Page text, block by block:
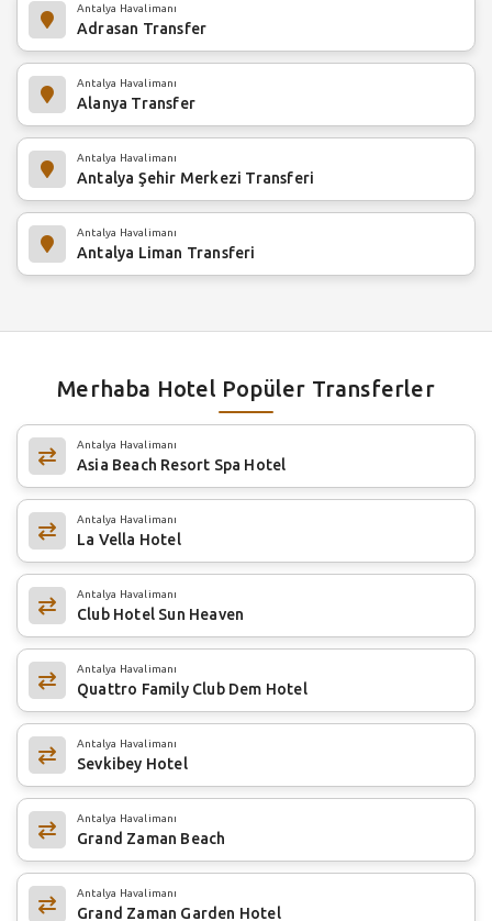
Antalya Havalimanı
Adrasan Transfer
Antalya Havalimanı
Alanya Transfer
Antalya Havalimanı
Antalya Şehir Merkezi Transferi
Antalya Havalimanı
Antalya Liman Transferi
Merhaba Hotel Popüler Transferler
Antalya Havalimanı
Asia Beach Resort Spa Hotel
Antalya Havalimanı
La Vella Hotel
Antalya Havalimanı
Club Hotel Sun Heaven
Antalya Havalimanı
Quattro Family Club Dem Hotel
Antalya Havalimanı
Sevkibey Hotel
Antalya Havalimanı
Grand Zaman Beach
Antalya Havalimanı
Grand Zaman Garden Hotel